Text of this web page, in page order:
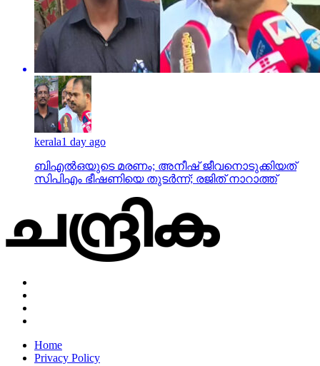
kerala1 day ago
ബിഎല്‍ഒയുടെ മരണം; അനീഷ് ജീവനൊടുക്കിയത്
സിപിഎം ഭീഷണിയെ തുടര്‍ന്ന്; രജിത് നാറാത്ത്
Home
Privacy Policy